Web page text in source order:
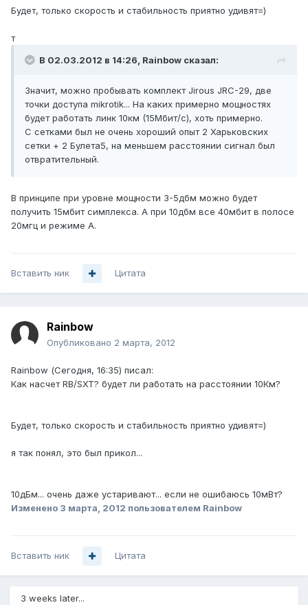
Будет, только скорость и стабильность приятно удивят=)
т
В 02.03.2012 в 14:26, Rainbow сказал:
Значит, можно пробывать комплект Jirous JRC-29, две
точки доступа mikrotik... На каких примерно мощностях
будет работать линк 10км (15Мбит/c), хоть примерно.
С сетками был не очень хороший опыт 2 Харьковских
сетки + 2 Булета5, на меньшем расстоянии сигнал был
отвратительный.
В принципе при уровне мощности 3-5дбм можно будет
получить 15мбит симплекса. А при 10дбм все 40мбит в полосе
20мгц и режиме A.
Вставить ник Цитата
Rainbow
Опубликовано 2 марта, 2012
Rainbow (Сегодня, 16:35) писал:
Как насчет RB/SXT? будет ли работать на расстоянии 10Км?
Будет, только скорость и стабильность приятно удивят=)
я так понял, это был прикол...
10дБм... очень даже устаривают... если не ошибаюсь 10мВт?
Изменено 3 марта, 2012 пользователем Rainbow
Вставить ник Цитата
3 weeks later...